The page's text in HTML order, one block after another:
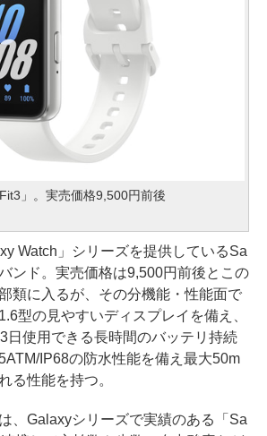
」。実売価格9,500円前後
Watch」シリーズを提供しているSa
ンド。実売価格は9,500円前後とこの
類に入るが、その分機能・性能面で
型の見やすいディスプレイを備え、
日使用できる長時間のバッテリ持続
IP68の防水性能を備え最大50m
る性能を持つ。
、Galaxyシリーズで実績のある「Sa